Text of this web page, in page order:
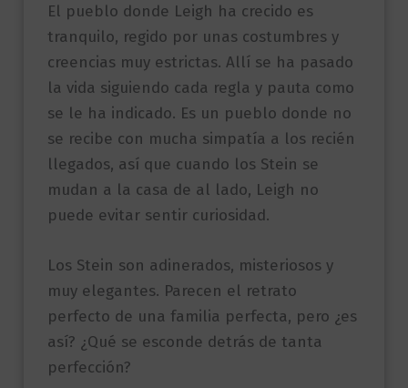
El pueblo donde Leigh ha crecido es
tranquilo, regido por unas costumbres y
creencias muy estrictas. Allí se ha pasado
la vida siguiendo cada regla y pauta como
se le ha indicado. Es un pueblo donde no
se recibe con mucha simpatía a los recién
llegados, así que cuando los Stein se
mudan a la casa de al lado, Leigh no
puede evitar sentir curiosidad.
Los Stein son adinerados, misteriosos y
muy elegantes. Parecen el retrato
perfecto de una familia perfecta, pero ¿es
así? ¿Qué se esconde detrás de tanta
perfección?